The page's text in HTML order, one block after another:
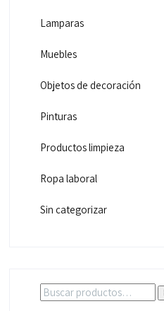
Lamparas
Muebles
Objetos de decoración
Pinturas
Productos limpieza
Ropa laboral
Sin categorizar
Buscar
por: